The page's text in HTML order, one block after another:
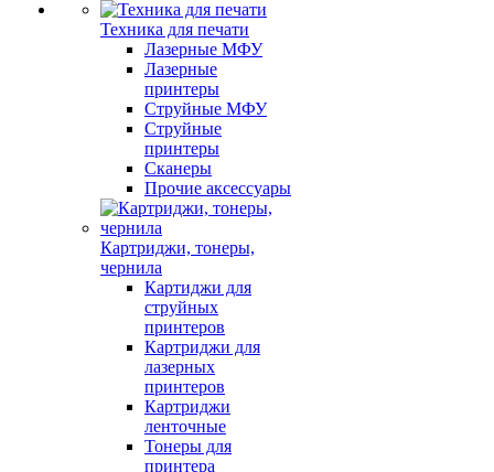
Техника для печати
Лазерные МФУ
Лазерные
принтеры
Струйные МФУ
Струйные
принтеры
Сканеры
Прочие аксессуары
Картриджи, тонеры,
чернила
Картиджи для
струйных
принтеров
Картриджи для
лазерных
принтеров
Картриджи
ленточные
Тонеры для
принтера